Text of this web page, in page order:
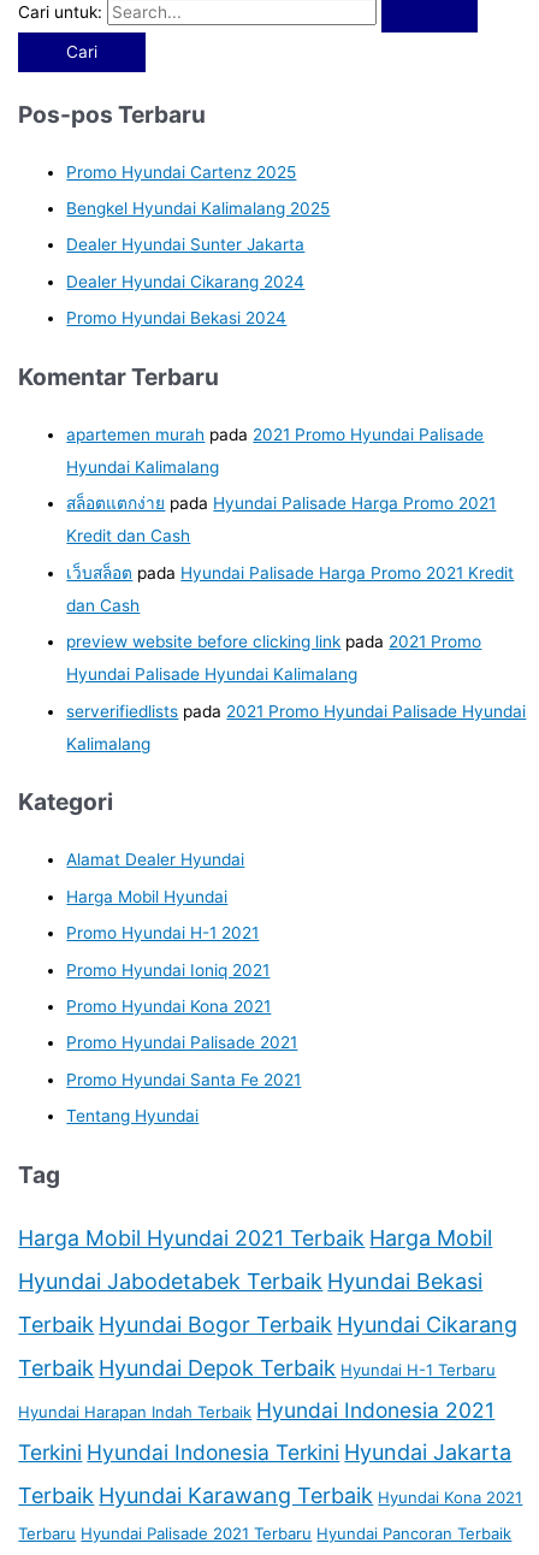
Cari untuk:
Pos-pos Terbaru
Promo Hyundai Cartenz 2025
Bengkel Hyundai Kalimalang 2025
Dealer Hyundai Sunter Jakarta
Dealer Hyundai Cikarang 2024
Promo Hyundai Bekasi 2024
Komentar Terbaru
apartemen murah pada 2021 Promo Hyundai Palisade
Hyundai Kalimalang
สล็อตแตกง่าย pada Hyundai Palisade Harga Promo 2021
Kredit dan Cash
เว็บสล็อต pada Hyundai Palisade Harga Promo 2021 Kredit
dan Cash
preview website before clicking link pada 2021 Promo
Hyundai Palisade Hyundai Kalimalang
serverifiedlists pada 2021 Promo Hyundai Palisade Hyundai
Kalimalang
Kategori
Alamat Dealer Hyundai
Harga Mobil Hyundai
Promo Hyundai H-1 2021
Promo Hyundai Ioniq 2021
Promo Hyundai Kona 2021
Promo Hyundai Palisade 2021
Promo Hyundai Santa Fe 2021
Tentang Hyundai
Tag
Harga Mobil Hyundai 2021 Terbaik Harga Mobil
Hyundai Jabodetabek Terbaik Hyundai Bekasi
Terbaik Hyundai Bogor Terbaik Hyundai Cikarang
Terbaik Hyundai Depok Terbaik Hyundai H-1 Terbaru
Hyundai Harapan Indah Terbaik Hyundai Indonesia 2021
Terkini Hyundai Indonesia Terkini Hyundai Jakarta
Terbaik Hyundai Karawang Terbaik Hyundai Kona 2021
Terbaru Hyundai Palisade 2021 Terbaru Hyundai Pancoran Terbaik